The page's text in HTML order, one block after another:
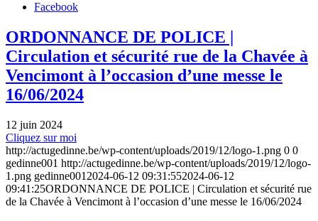
Facebook
ORDONNANCE DE POLICE |
Circulation et sécurité rue de la Chavée à
Vencimont à l’occasion d’une messe le
16/06/2024
12 juin 2024
Cliquez sur moi
http://actugedinne.be/wp-content/uploads/2019/12/logo-1.png 0 0
gedinne001 http://actugedinne.be/wp-content/uploads/2019/12/logo-
1.png gedinne001 2024-06-12 09:31:552024-06-12
09:41:25ORDONNANCE DE POLICE | Circulation et sécurité rue
de la Chavée à Vencimont à l’occasion d’une messe le 16/06/2024